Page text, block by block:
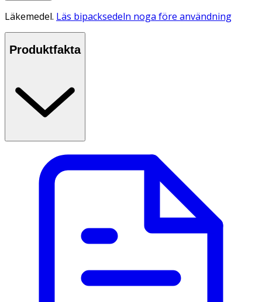
Läkemedel. Läs bipacksedeln noga före användning
Produktfakta